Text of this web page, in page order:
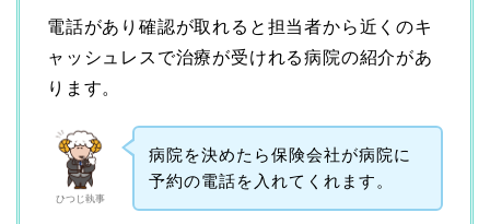
電話があり確認が取れると担当者から近くのキ
ャッシュレスで治療が受けれる病院の紹介があ
ります。
ひつじ執事
病院を決めたら保険会社が病院に
予約の電話を入れてくれます。